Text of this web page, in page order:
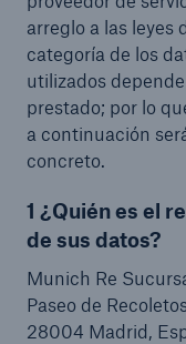
arreglo a las leyes
categoría de los
utilizados
prestado; por lo
a continuación
concreto.
1 ¿Quién es el
de sus datos?
Munich Re
Paseo de
28004 Madrid,